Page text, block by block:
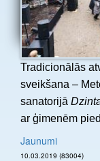
Tradicionālās
sveikšana –
sanatorijā
ar ģimenēm
Jaunumi
10.03.2019 (83004)